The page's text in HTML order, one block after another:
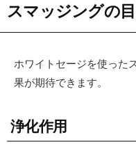
スマッジングの
ホワイトセージを使った
果が期待できます。
浄化作用